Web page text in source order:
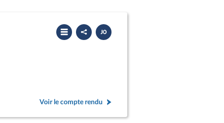
Partager
le
compte
Télécharger
le
PDF
Voir le compte rendu